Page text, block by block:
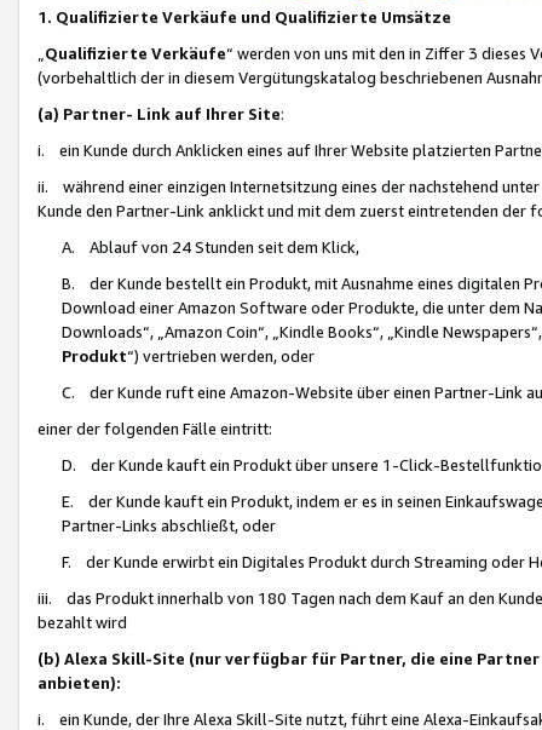
1. Qualifizierte Verkäufe und Qualifizierte Umsätze
Qualifizierte Verkäufe“ werden von uns mit den in Ziffer 3
(vorbehaltlich der in diesem Vergütungskatalog beschriebenen
(a) Partner- Link auf Ihrer Site:
i. ein Kunde durch Anklicken eines auf Ihrer Website platzierten
ii. während einer einzigen Internetsitzung eines der nachstehend
Kunde den Partner-Link anklickt und mit dem zuerst eintretenden der
A. Ablauf von 24 Stunden seit dem Klick,
B. der Kunde bestellt ein Produkt, mit Ausnahme eines digitalen
Download einer Amazon Software oder Produkte, die unter dem
Downloads“, „Amazon Coin“, „Kindle Books“, „Kindle
Produkt“) vertrieben werden, oder
C. der Kunde ruft eine Amazon-Website über einen Partner-Link
einer der folgenden Fälle eintritt:
D. der Kunde kauft ein Produkt über unsere 1-Click-
E. der Kunde kauft ein Produkt, indem er es in seinen
Partner-Links abschließt, oder
F. der Kunde erwirbt ein Digitales Produkt durch Streaming oder
iii. das Produkt innerhalb von 180 Tagen nach dem Kauf an den
bezahlt wird
(b) Alexa Skill-Site (nur verfügbar für Partner, die eine
anbieten):
i. ein Kunde, der Ihre Alexa Skill-Site nutzt, führt eine Alexa-